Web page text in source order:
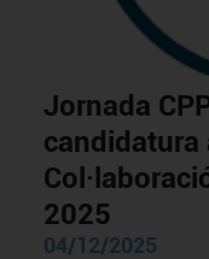
Jornada
candidatura
2025
04/12/2025